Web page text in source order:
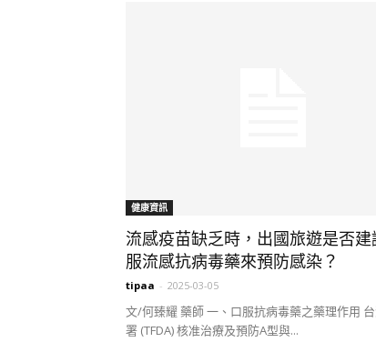
健康資訊
流感疫苗缺乏時，出國旅遊是否建
服流感抗病毒藥來預防感染？
tipaa - 2025-03-05
文/何臻耀 藥師 一、口服抗病毒藥之藥理作用
署 (TFDA) 核准治療及預防A型與...